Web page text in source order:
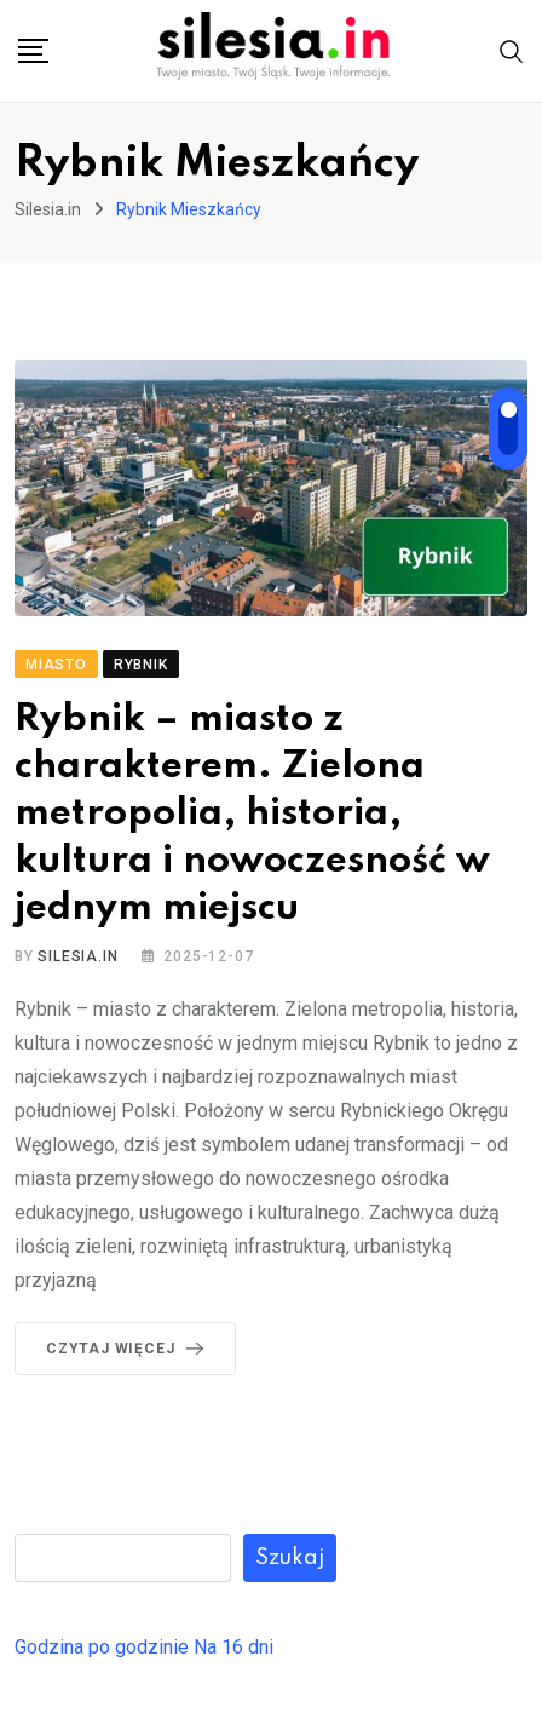
Rybnik Mieszkańcy
Silesia.in Rybnik Mieszkańcy
MIASTO RYBNIK
Rybnik – miasto z
charakterem. Zielona
metropolia, historia,
kultura i nowoczesność w
jednym miejscu
BYSILESIA.IN 2025-12-07
Rybnik – miasto z charakterem. Zielona metropolia, historia,
kultura i nowoczesność w jednym miejscu Rybnik to jedno z
najciekawszych i najbardziej rozpoznawalnych miast
południowej Polski. Położony w sercu Rybnickiego Okręgu
Węglowego, dziś jest symbolem udanej transformacji – od
miasta przemysłowego do nowoczesnego ośrodka
edukacyjnego, usługowego i kulturalnego. Zachwyca dużą
ilością zieleni, rozwiniętą infrastrukturą, urbanistyką
przyjazną
CZYTAJ WIĘCEJ
Szukaj
Godzina po godzinie Na 16 dni